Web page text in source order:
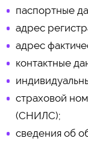
паспортные
адрес
адрес
контактные
страховой
(СНИЛС);
сведения об